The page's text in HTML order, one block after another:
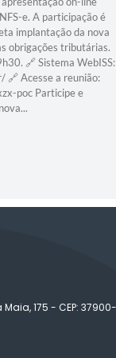
e. A participação é
implantação da nova
obrigações tributárias.
🔗 Sistema WebISS:
🔗 Acesse a reunião:
poc Participe e
175 - CEP: